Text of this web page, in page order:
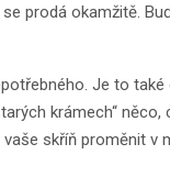
prodá okamžitě.
Je to
krámech“
skříň proměnit v